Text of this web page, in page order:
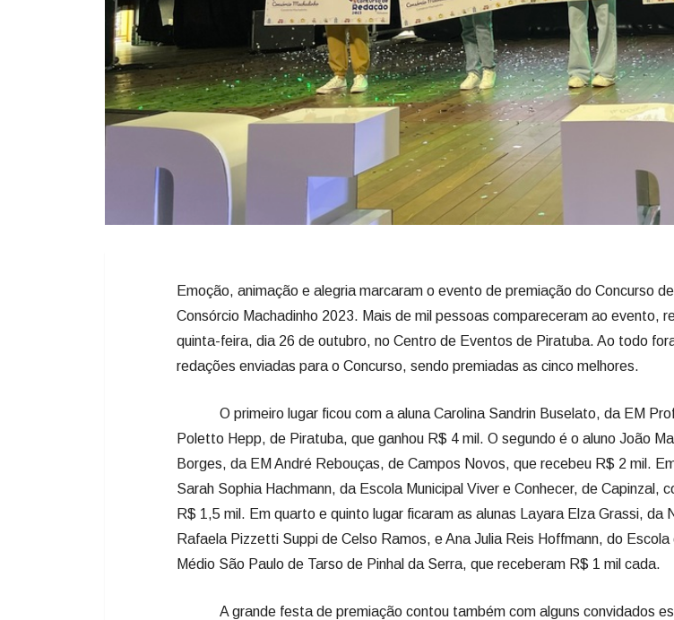
Emoção, animação e alegria marcaram o evento de premiação do Concurso
Consórcio Machadinho 2023. Mais de mil pessoas compareceram ao evento,
quinta-feira, dia 26 de outubro, no Centro de Eventos de Piratuba. Ao todo
redações enviadas para o Concurso, sendo premiadas as cinco melhores.
O primeiro lugar ficou com a aluna Carolina Sandrin Buselato, da EM
Poletto Hepp, de Piratuba, que ganhou R$ 4 mil. O segundo é o aluno João
Borges, da EM André Rebouças, de Campos Novos, que recebeu R$ 2 mil.
Sarah Sophia Hachmann, da Escola Municipal Viver e Conhecer, de Capinzal,
R$ 1,5 mil. Em quarto e quinto lugar ficaram as alunas Layara Elza Grassi, da
Rafaela Pizzetti Suppi de Celso Ramos, e Ana Julia Reis Hoffmann, do Escola
Médio São Paulo de Tarso de Pinhal da Serra, que receberam R$ 1 mil cada.
A grande festa de premiação contou também com alguns convidados